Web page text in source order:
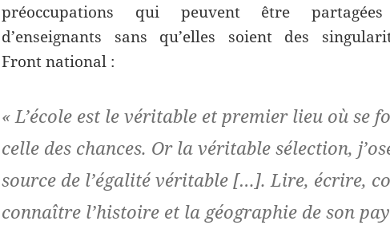
préoccupations qui peuvent être
d’enseignants sans qu’elles soient des
Front national :
« L’école est le véritable et premier lieu où se
celle des chances. Or la véritable sélection,
source de l’égalité véritable […]. Lire, écrire,
connaître l’histoire et la géographie de son